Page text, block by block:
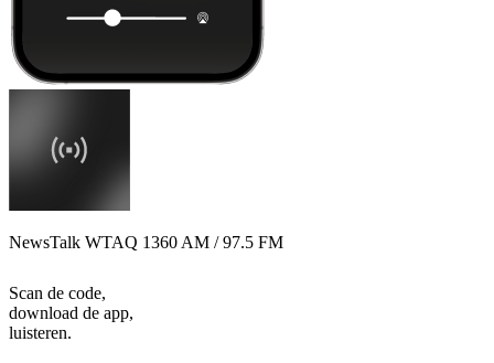
NewsTalk WTAQ 1360 AM / 97.5 FM
Scan de code,
download de app,
luisteren.